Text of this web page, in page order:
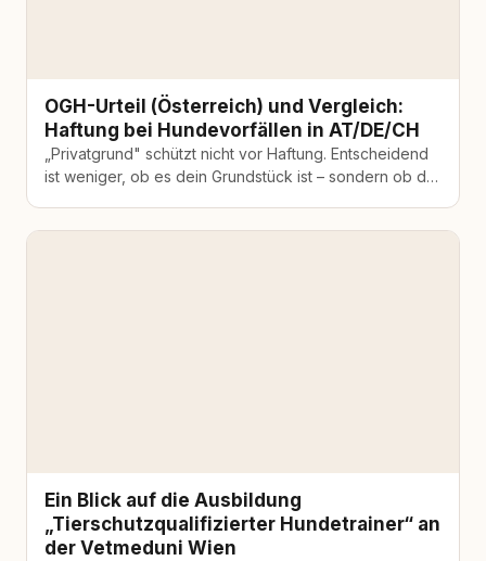
OGH-Urteil (Österreich) und Vergleich:
Haftung bei Hundevorfällen in AT/DE/CH
„Privatgrund" schützt nicht vor Haftung. Entscheidend
ist weniger, ob es dein Grundstück ist – sondern ob du
Ein Blick auf die Ausbildung
„Tierschutzqualifizierter Hundetrainer“ an
der Vetmeduni Wien